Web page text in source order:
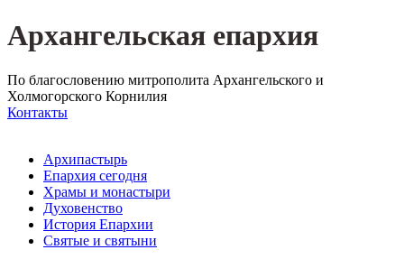
Архангельская епархия
По благословению митрополита Архангельского и
Холмогорского Корнилия
Контакты
Архипастырь
Епархия сегодня
Храмы и монастыри
Духовенство
История Епархии
Святые и святыни